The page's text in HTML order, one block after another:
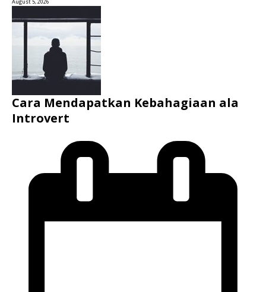
August 5, 2026
Cara Mendapatkan Kebahagiaan ala
Introvert